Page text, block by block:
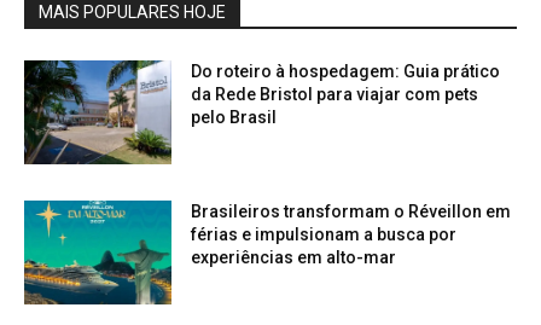
MAIS POPULARES HOJE
Do roteiro à hospedagem: Guia prático
da Rede Bristol para viajar com pets
pelo Brasil
Brasileiros transformam o Réveillon em
férias e impulsionam a busca por
experiências em alto-mar